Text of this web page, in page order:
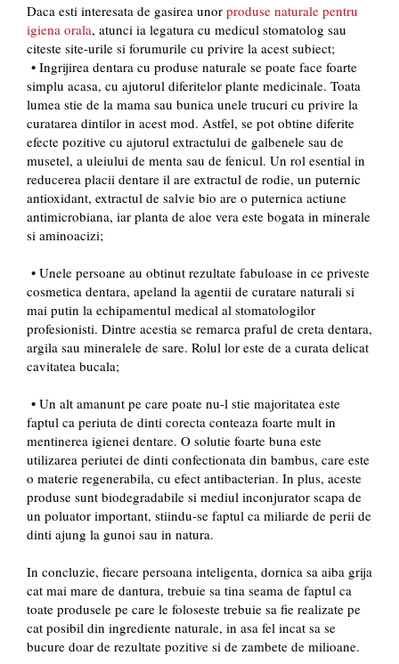
Daca esti interesata de gasirea unor produse naturale pentru
igiena orala, atunci ia legatura cu medicul stomatolog sau
citeste site-urile si forumurile cu privire la acest subiect;
• Ingrijirea dentara cu produse naturale se poate face foarte
simplu acasa, cu ajutorul diferitelor plante medicinale. Toata
lumea stie de la mama sau bunica unele trucuri cu privire la
curatarea dintilor in acest mod. Astfel, se pot obtine diferite
efecte pozitive cu ajutorul extractului de galbenele sau de
musetel, a uleiului de menta sau de fenicul. Un rol esential in
reducerea placii dentare il are extractul de rodie, un puternic
antioxidant, extractul de salvie bio are o puternica actiune
antimicrobiana, iar planta de aloe vera este bogata in minerale
si aminoacizi;
• Unele persoane au obtinut rezultate fabuloase in ce priveste
cosmetica dentara, apeland la agentii de curatare naturali si
mai putin la echipamentul medical al stomatologilor
profesionisti. Dintre acestia se remarca praful de creta dentara,
argila sau mineralele de sare. Rolul lor este de a curata delicat
cavitatea bucala;
• Un alt amanunt pe care poate nu-l stie majoritatea este
faptul ca periuta de dinti corecta conteaza foarte mult in
mentinerea igienei dentare. O solutie foarte buna este
utilizarea periutei de dinti confectionata din bambus, care este
o materie regenerabila, cu efect antibacterian. In plus, aceste
produse sunt biodegradabile si mediul inconjurator scapa de
un poluator important, stiindu-se faptul ca miliarde de perii de
dinti ajung la gunoi sau in natura.
In concluzie, fiecare persoana inteligenta, dornica sa aiba grija
cat mai mare de dantura, trebuie sa tina seama de faptul ca
toate produsele pe care le foloseste trebuie sa fie realizate pe
cat posibil din ingrediente naturale, in asa fel incat sa se
bucure doar de rezultate pozitive si de zambete de milioane.